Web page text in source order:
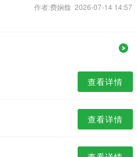
作者:费娴馥 2026-07-14 14:57
查看详情
查看详情